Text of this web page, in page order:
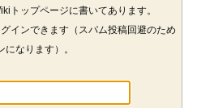
トップページに書いてあります。
インできます（スパム投稿回避のため
になります）。